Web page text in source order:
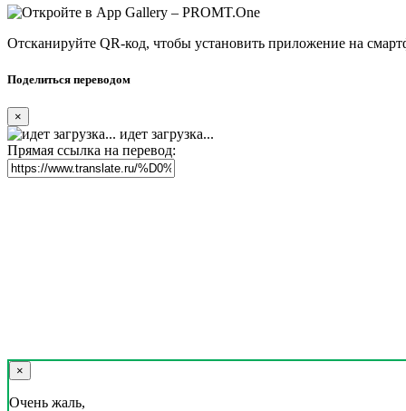
Отсканируйте QR-код, чтобы установить приложение на
Поделиться переводом
×
идет загрузка...
Прямая ссылка на перевод:
×
Очень жаль,